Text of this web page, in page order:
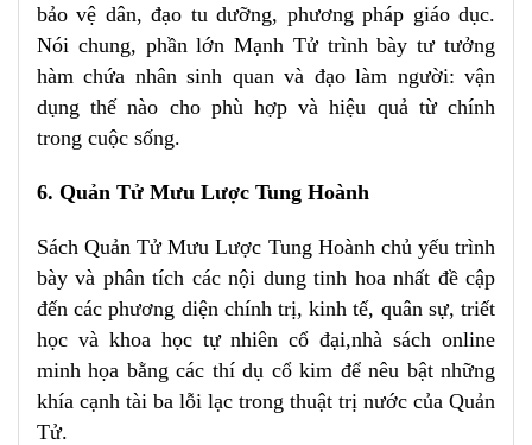
bảo vệ dân, đạo tu dưỡng, phương pháp giáo dục.
Nói chung, phần lớn Mạnh Tử trình bày tư tưởng
hàm chứa nhân sinh quan và đạo làm người: vận
dụng thế nào cho phù hợp và hiệu quả từ chính
trong cuộc sống.
6. Quản Tử Mưu Lược Tung Hoành
Sách Quản Tử Mưu Lược Tung Hoành chủ yếu trình
bày và phân tích các nội dung tinh hoa nhất đề cập
đến các phương diện chính trị, kinh tế, quân sự, triết
học và khoa học tự nhiên cổ đại,nhà sách online
minh họa bằng các thí dụ cổ kim để nêu bật những
khía cạnh tài ba lỗi lạc trong thuật trị nước của Quản
Tử.